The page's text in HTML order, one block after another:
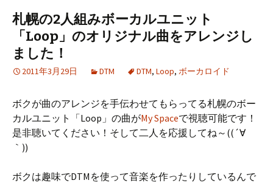
札幌の2人組みボーカルユニット
「Loop」のオリジナル曲をアレンジし
ました！
2011年3月29日 DTM DTM, Loop, ボーカロイド
ボクが曲のアレンジを手伝わせてもらってる札幌のボー
カルユニット「Loop」の曲がMy Spaceで視聴可能です！
是非聴いてください！そして二人を応援してね～((´∀
｀))
ボクは趣味でDTMを使って音楽を作ったりしているんで